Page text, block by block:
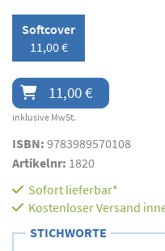
Softcover
11,00 €
11,00 €
inklusive MwSt.
ISBN: 9783989570108
Artikelnr: 1820
Sofort lieferbar*
Kostenloser Versand
STICHWORTE